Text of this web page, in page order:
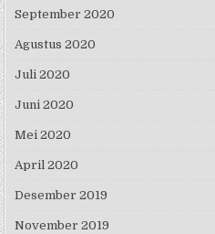
September 2020
Agustus 2020
Juli 2020
Juni 2020
Mei 2020
April 2020
Desember 2019
November 2019